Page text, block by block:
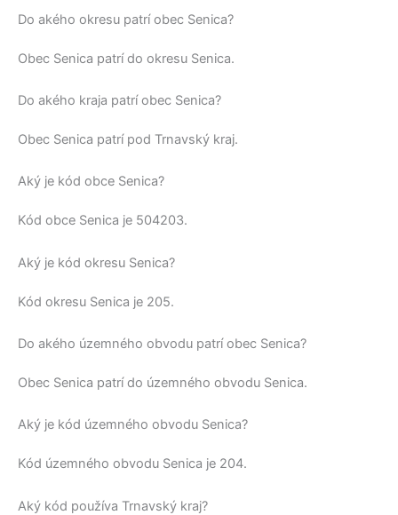
Do akého okresu patrí obec Senica?
Obec Senica patrí do okresu Senica.
Do akého kraja patrí obec Senica?
Obec Senica patrí pod Trnavský kraj.
Aký je kód obce Senica?
Kód obce Senica je 504203.
Aký je kód okresu Senica?
Kód okresu Senica je 205.
Do akého územného obvodu patrí obec Senica?
Obec Senica patrí do územného obvodu Senica.
Aký je kód územného obvodu Senica?
Kód územného obvodu Senica je 204.
Aký kód používa Trnavský kraj?